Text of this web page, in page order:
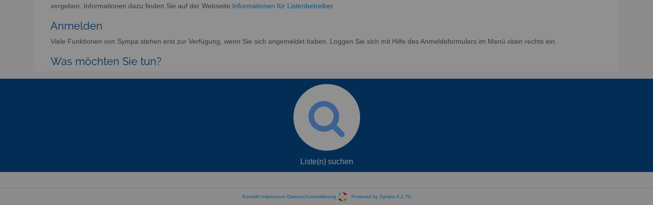
vergeben. Informationen dazu finden Sie auf der Webseite Informationen für Listenbetreiber
Anmelden
Viele Funktionen von Sympa stehen erst zur Verfügung, wenn Sie sich angemeldet haben. Loggen Sie sich mit Hilfe des Anmeldeformulars im Menü oben rechts ein.
Was möchten Sie tun?
Liste(n) suchen
Kontakt Impressum Datenschutzerklärung Powered by Sympa 6.2.70